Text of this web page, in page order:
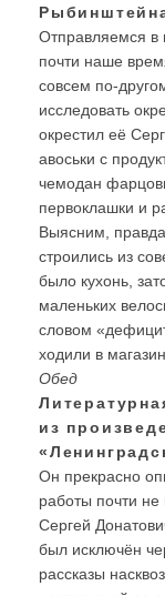
Отправляемся в
почти наше
совсем по-
исследовать
окрестил её
авоськи с
чемодан
первоклашки и
Выясним,
строились из
было кухонь,
маленьких
словом
ходили в
Обед
из
Он прекрасно
работы почти не
Сергей
был исключён
рассказы